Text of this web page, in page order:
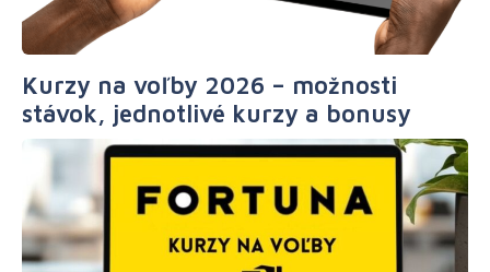
Kurzy na voľby 2026 – možnosti
stávok, jednotlivé kurzy a bonusy